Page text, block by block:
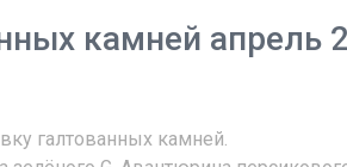
камней апрель
галтованных камней.